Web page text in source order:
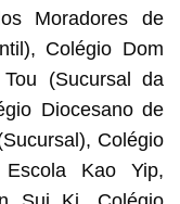
Moradores de
Colégio Dom
(Sucursal da
Diocesano de
Colégio
Kao Yip,